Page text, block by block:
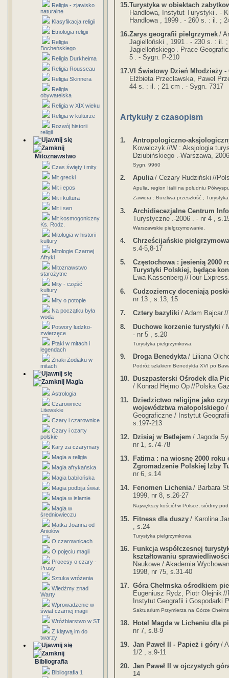
Religia - zjawisko
naturalne
Klasyfikacja religii
Etnologia religii
Religia
Bocheńskiego
Religia Durkheima
Religia Rousseau
Religia Skinnera
Religia
obywatelska
Religia w XIX wieku
Religia w kulturze
Rozwój historii
religii
Mitoznawstwo
Czas święty i mity
Mit grecki
Mit i epos
Mit i kultura
Mit i sen
Mit kosmogoniczny
Ks. Rodz.
Mitologia w historii
kultury
Mitologie Czarnej
Afryki
Mitoznawstwo
starożytne
Mity - część
kultury
Mity o potopie
Na początku była
woda
Potwory ludzko-
zwierzęce
Ptaki w mitach i
legendach
Znaki Zodiaku w
mitach
Magia
Astrologia
Czarownice
Litewskie
Czary i czarownice
Czary i czarty
polskie
Kary za czarymary
Magia a religia
Magia afrykańska
Magia babilońska
Magia podbija świat
Magia w islamie
Magia w
średniowieczu
Matka Joanna od
Aniołów
O czarownicach
O pojęciu magii
Procesy o czary -
Prusy
Sztuka wróżenia
Wiedźmy znad
Warty
Wprowadzenie w
świat czarnej magii
Wróżbiarstwo w ST
Z klątwą im do
twarzy
Bibliografia
Bibliografia 1
15.Turystyka w obiektach
Handlowa, Instytut Turystyki
. -
Handlowa , 1999
. - 260 s. : il. ;
16.Zarys geografii pielgrzymek /
Jagielloński , 1991
. - 230 s. : il.
Jagiellońskiego
. Prace
5
. - Sygn. P-210
17.VI Światowy Dzień Młodzieży
Elżbieta Przecławska, Paweł
44 s. : il. ; 21 cm
. - Sygn. 7317
Artykuły z czasopism
1.
Antropologiczno-
Kowalczyk //W : Aksjologia
Dziubińskiego .-Warszawa,
Sygn. 9960
2. Apulia / Cezary Rudziński //
Apulia, region Italii na południu
Zawiera : Burzliwa przeszłość ; Turystyka
3.
Archidiecezjalne Centrum
Turystyczne .-2006 . - nr 4 ,
Warszawskie pielgrzymowanie.
4.
Chrześcijańskie
s.4-5,8-17
5.
Częstochowa : jesienią 2000
Turystyki Polskiej, będące
Ewa Kassenberg //Tour
6.
Cudzoziemcy doceniają
nr 13 , s.13, 15
7.
Cztery bazyliki / Adam Bajcar
8.
Duchowe korzenie turystyki /
- nr 5 , s.20
Turystyka pielgrzymkowa.
9. Droga Benedykta / Liliana
Podróż szlakiem Benedykta XVI po
10.
Duszpasterski Ośrodek dla
/ Konrad Hejmo Op //Polska
11.
Dziedzictwo religijne jako
województwa małopolskiego /
Geograficzne / Instytut
s.197-213
12.
Dzisiaj w Betlejem / Jagoda
nr 1, s.74-78
13.
Fatima : na wiosnę 2000 roku
Zgromadzenie Polskiej Izby
nr 6, s.14
14.
Fenomen Lichenia / Barbara
1999, nr 8, s.26-27
Największy kościół w Polsce, siódmy pod
15. Fitness dla duszy / Karolina
, s.24
Turystyka pielgrzymkowa.
16.
Funkcja współczesnej
kształtowaniu sprawiedliwości
Naukowe / Akademia
1998, nr 75, s.31-40
17. Góra Chełmska ośrodkiem
Eugeniusz Rydz, Piotr Olejnik //
Instytut Geografii i Gospodarki
Saktuarium Przymierza na Górze
18.
Hotel Magda w Licheniu dla
nr 7, s.8-9
19. Jan Paweł II - Papież i góry /
1/2 , s.9-11
20. Jan Paweł II w ojczystych
14